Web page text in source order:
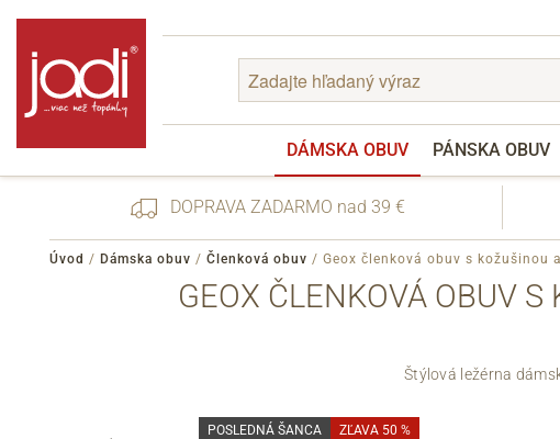
DÁMSKA OBUV PÁNSKA OBUV
Zabudnuté heslo
DOPRAVA ZADARMO nad 39 €
Úvod / Dámska obuv / Členková obuv / Geox členková obuv s kožušinou
GEOX ČLENKOVÁ OBUV
Štýlová ležérna
POSLEDNÁ ŠANCA ZĽAVA 50 %